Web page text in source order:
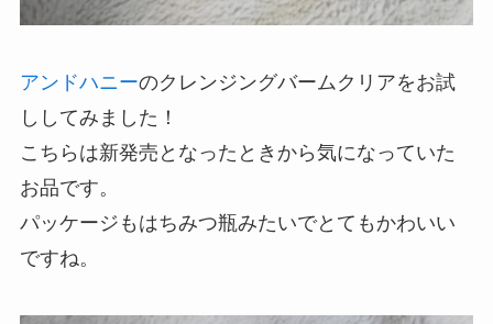
アンドハニーのクレンジングバームクリアをお試
ししてみました！
こちらは新発売となったときから気になっていた
お品です。
パッケージもはちみつ瓶みたいでとてもかわいい
ですね。